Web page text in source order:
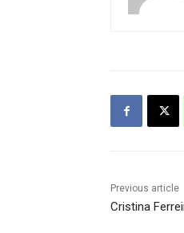
Previous article
Cristina